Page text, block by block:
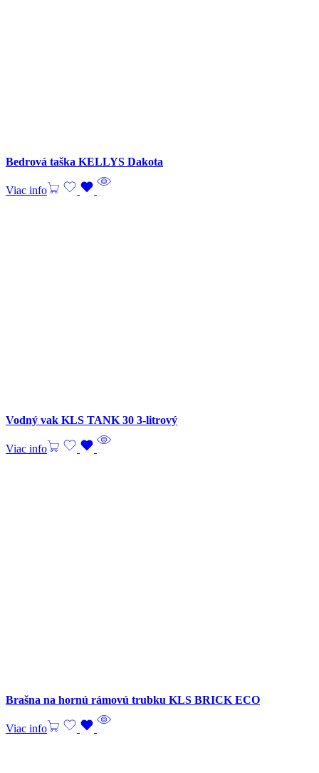
Bedrová taška KELLYS Dakota
Viac info
Vodný vak KLS TANK 30 3-litrový
Viac info
Brašna na hornú rámovú trubku KLS BRICK ECO
Viac info